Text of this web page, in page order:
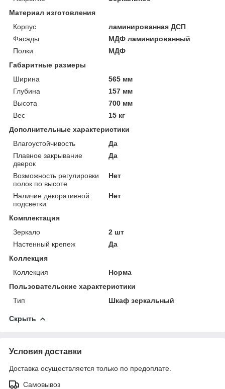
Материал изготовления
Корпус
ламинированная ДСП
Фасады
МДФ ламинированный
Полки
МДФ
Габаритные размеры
Ширина
565 мм
Глубина
157 мм
Высота
700 мм
Вес
15 кг
Дополнительные характеристики
Влагоустойчивость
Да
Плавное закрывание
дверок
Да
Возможность регулировки
полок по высоте
Нет
Наличие декоративной
подсветки
Нет
Комплектация
Зеркало
2 шт
Настенный крепеж
Да
Коллекция
Коллекция
Норма
Пользовательские характеристики
Тип
Шкаф зеркальный
Скрыть
Условия доставки
Доставка осуществляется только по предоплате.
Самовывоз